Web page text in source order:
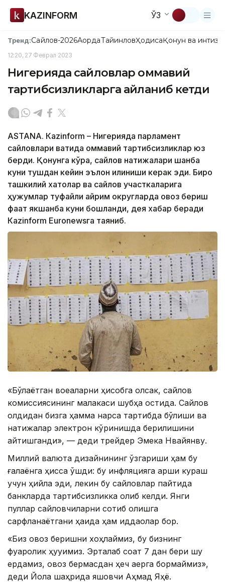
KAZINFORM ЎЗ
Тренд:Сайлов-2026АқордаТайинловҲодисаҚонун ва
12:20, 27 Феврал 2023
Нигерияда сайловлар оммавий
тартибсизликларга айланиб кетди
ASTANА. Кazinform – Нигерияда парламент
сайловлари вақтида оммавий тартибсизликлар юз
берди. Қонунга кўра, сайлов натижалари шанба
куни тушдан кейин эълон қилиниши керак эди. Бироқ
ташкилий хатолар ва сайлов участкаларига
ҳужумлар туфайли айрим округларда овоз бериш
фақат якшанба куни бошланди, дея хабар беради
Кazinform Euronewsга таяниб.
«Бўлаётган воқеаларни ҳисобга олсак, сайлов
комиссиясининг малакаси шубҳа остида. Сайлов
олдидан бизга ҳамма нарса тартибда бўлиши ва
натижалар электрон кўринишда берилишини
айтишганди», — деди трейдер Эмека Нвайянву.
Миллий валюта дизайнининг ўзгариши ҳам бу
ғалаёнга ҳисса қўшди: бу инфляцияга қарши кураш
учун ҳийла эди, лекин бу сайловлар пайтида
банкларда тартибсизликка олиб келди. Янги
пуллар сайловчиларни сотиб олишга
сарфланаётгани ҳақида ҳам иддаолар бор.
«Биз овоз беришни хоҳлаймиз, бу бизнинг
фуқаролик ҳуқуқимиз. Эрталаб соат 7 дан бери шу
ердамиз, овоз бермасдан ҳеч қаерга бормаймиз»,
деди Йола шаҳрида яшовчи Аҳмад Яҳё.